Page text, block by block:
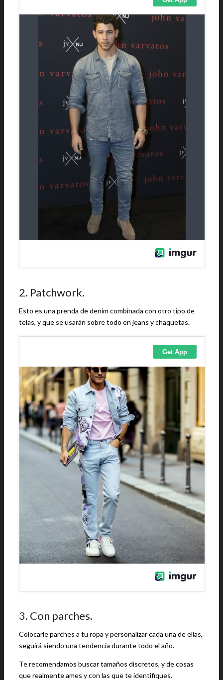
2. Patchwork.
Esto es una prenda de denim combinada con otro tipo de
telas, y que se usarán sobre todo en jeans y chaquetas.
3. Con parches.
Colocarle parches a tu ropa y personalizar cada una de ellas,
seguirá siendo una tendencia durante todo el año.
Te recomendamos buscar tamaños discretos, y de cosas
que realmente ames y con las que te identifiques.